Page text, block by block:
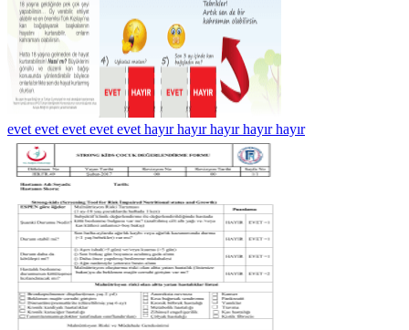
evet evet evet evet evet hayır hayır hayır hayır hayır